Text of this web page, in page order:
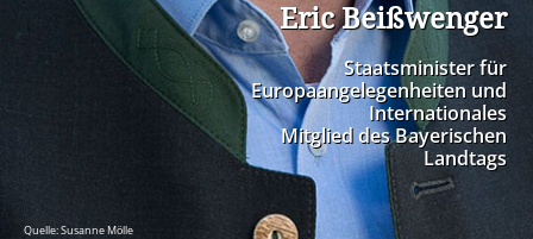
Eric Beißwenger
Staatsminister für
Europaangelegenheiten und
Internationales
Mitglied des Bayerischen
Landtags
Quelle: Susanne Mölle